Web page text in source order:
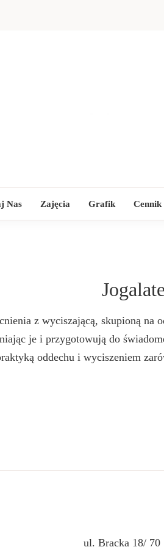
Nas Zajęcia Grafik Cennik
z wyciszającą, skupioną
je i przygotowują do
oddechu i wyciszeniem
ul. Bracka 18/ 70